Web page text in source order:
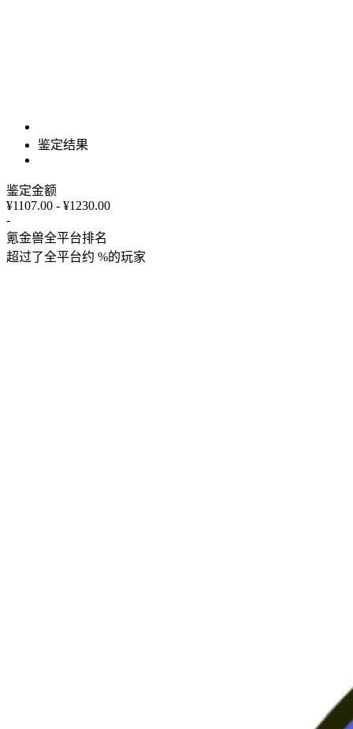
鉴定结果
鉴定金额
¥1107.00 - ¥1230.00
-
氪金兽全平台排名
超过了全平台约 %的玩家